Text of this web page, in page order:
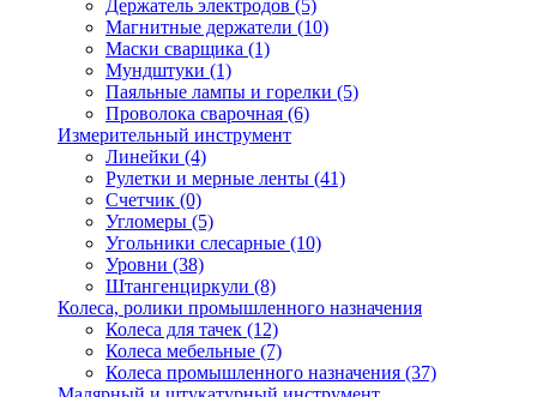
Держатель электродов (5)
Магнитные держатели (10)
Маски сварщика (1)
Мундштуки (1)
Паяльные лампы и горелки (5)
Проволока сварочная (6)
Измерительный инструмент
Линейки (4)
Рулетки и мерные ленты (41)
Счетчик (0)
Угломеры (5)
Угольники слесарные (10)
Уровни (38)
Штангенциркули (8)
Колеса, ролики промышленного назначения
Колеса для тачек (12)
Колеса мебельные (7)
Колеса промышленного назначения (37)